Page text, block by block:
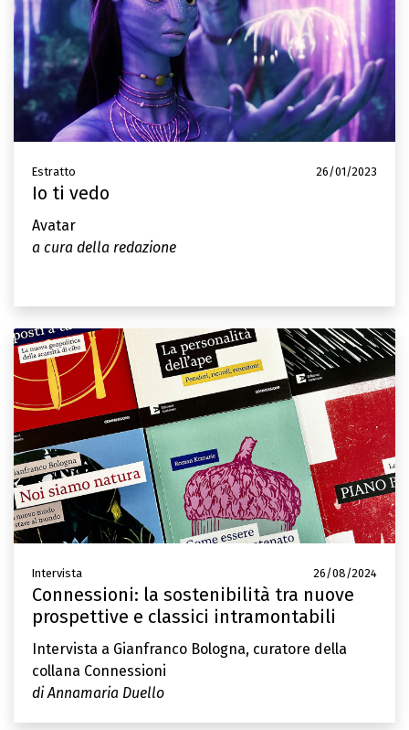
Estratto 26/01/2023
Io ti vedo
Avatar
a cura della redazione
Intervista 26/08/2024
Connessioni: la sostenibilità tra nuove
prospettive e classici intramontabili
Intervista a Gianfranco Bologna, curatore della
collana Connessioni
di Annamaria Duello